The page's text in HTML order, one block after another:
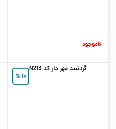
ناموجود
۱۰ %
گردنبند مهر دار کد N213